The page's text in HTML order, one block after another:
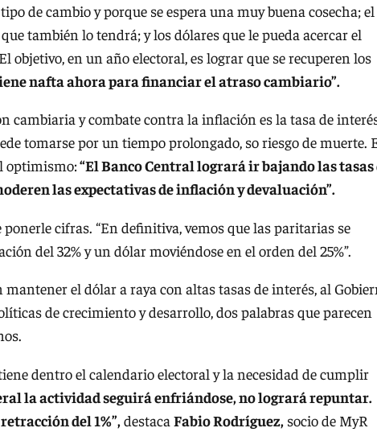
de cambio y porque se espera una muy buena cosecha; el
también lo tendrá; y los dólares que le pueda acercar el
objetivo, en un año electoral, es lograr que se recuperen los
nafta ahora para financiar el atraso cambiario”.
cambiaria y combate contra la inflación es la tasa de
tomarse por un tiempo prolongado, so riesgo de muerte.
optimismo:“El Banco Central logrará ir bajando las tasas
las expectativas de inflación y devaluación”.
cifras. “En definitiva, vemos que las paritarias se
del 32% y un dólar moviéndose en el orden del 25%”.
el dólar a raya con altas tasas de interés, al
de crecimiento y desarrollo, dos palabras que parecen
dentro el calendario electoral y la necesidad de cumplir
la actividad seguirá enfriándose, no logrará repuntar.
del 1%”,destaca Fabio Rodríguez, socio de MyR